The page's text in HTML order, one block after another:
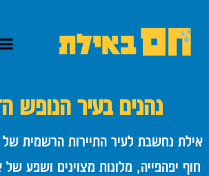
נהנים בעיר הנופש
אילת נחשבת לעיר התיירות הרשמית
חוף יפהפייה, מלונות מצוינים ושפע